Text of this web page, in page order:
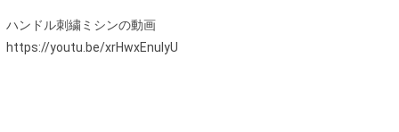
ハンドル刺繍ミシンの動画
https://youtu.be/xrHwxEnulyU